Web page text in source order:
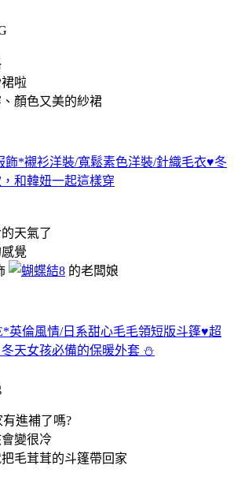
啦
顏色又美的紗裙
飾*襯衫洋裝/寬鬆素色洋裝/針織毛衣♥冬
和韓妞一起這樣穿
天氣了
覺
的老闆娘
英倫風情/日系甜心毛毛領短版斗篷♥超
天女孩必備的保暖外套 ⛄
進補了嗎?
變很冷
毛茸茸的斗篷帶回家